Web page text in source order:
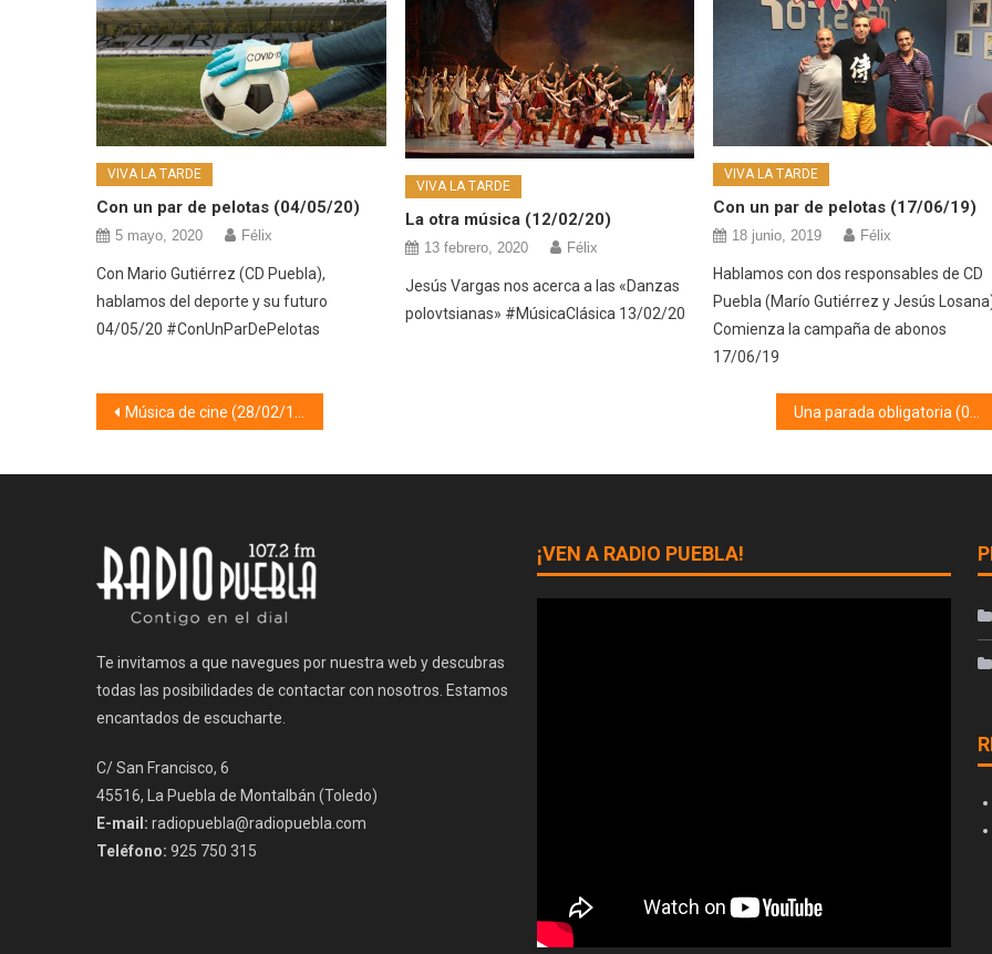
VIVA LA TARDE
Con un par de pelotas (04/05/20)
5 mayo, 2020 Félix
Con Mario Gutiérrez (CD Puebla),
hablamos del deporte y su futuro
04/05/20 #ConUnParDePelotas
VIVA LA TARDE
La otra música (12/02/20)
13 febrero, 2020 Félix
Jesús Vargas nos acerca a las «Danzas
polovtsianas» #MúsicaClásica 13/02/20
VIVA LA TARDE
Con un par de pelotas (17/06/19)
18 junio, 2019 Félix
Hablamos con dos responsables de CD
Puebla (Marío Gutiérrez y Jesús
Comienza la campaña de abonos
17/06/19
Navegación
Música de cine (28/02/19)
Te invitamos a que navegues por nuestra web y descubras
todas las posibilidades de contactar con nosotros. Estamos
encantados de escucharte.
C/ San Francisco, 6
45516, La Puebla de Montalbán (Toledo)
E-mail: radiopuebla@radiopuebla.com
Teléfono: 925 750 315
¡VEN A RADIO PUEBLA!